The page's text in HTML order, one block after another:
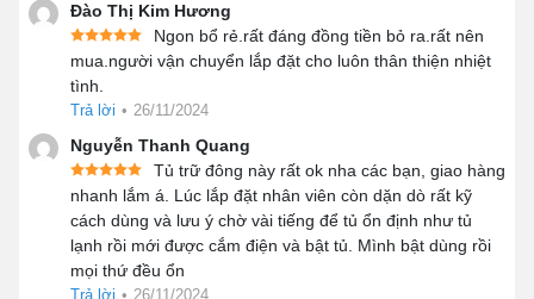
cầu kinh doanh hoặc sử dụng gia đình nhưng chưa
biết nên chọn loại nào?
👉 Khám phá ngay danh mục tủ đông Kanawa với
đầy đủ các dòng sản phẩm đang được ưa chuộng
trên thị trường
➡️Tủ đông công nghiệp
– dung tích lớn, công
suất mạnh
➡️Tủ đông đứng – tiết kiệm diện tích
➡️ Tủ đông mini – nhỏ gọn, tiện lợi
👉 Xem ngay toàn bộ các mẫu tủ đông mới nhất tại
Đào Thị Kim Hương
Ngon bổ rẻ.rất đáng đồng tiền bỏ ra.rất nên
mua.người vận chuyển lắp đặt cho luôn thân thiện nhiệt
tình.
Trả lời • 26/11/2024
Nguyễn Thanh Quang
Tủ trữ đông này rất ok nha các bạn, giao hàng
nhanh lắm á. Lúc lắp đặt nhân viên còn dặn dò rất kỹ
cách dùng và lưu ý chờ vài tiếng để tủ ổn định như tủ
lạnh rồi mới được cắm điện và bật tủ. Mình bật dùng rồi
mọi thứ đều ổn
Trả lời • 26/11/2024